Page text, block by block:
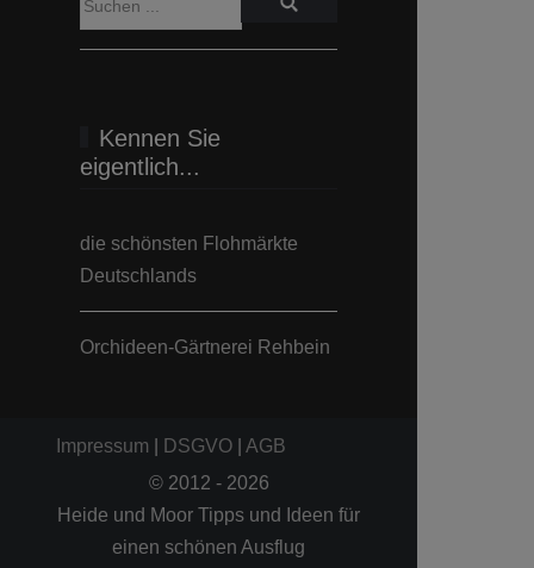
Kennen Sie
eigentlich...
die schönsten Flohmärkte
Deutschlands
Orchideen-Gärtnerei Rehbein
Impressum DSGVO
AGB
© 2012 - 2026
Heide und Moor Tipps und Ideen für
einen schönen Ausflug